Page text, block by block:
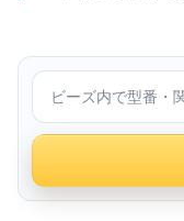
ビーズ内で検索